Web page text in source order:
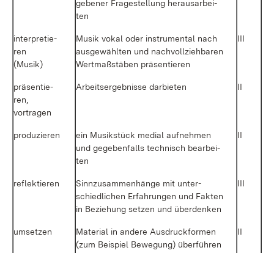
ge­be­ner Fra­ge­stel­lung her­aus­ar­bei­
ten
in­ter­pre­tie­
ren
(Mu­sik)
Mu­sik vo­kal oder in­stru­men­tal nach
aus­ge­wähl­ten und nach­voll­zieh­ba­ren
Wert­maß­stä­ben prä­sen­tie­ren
III
prä­sen­tie­
ren,
vor­tra­gen
Ar­beits­er­geb­nis­se dar­bie­ten II
pro­du­zie­ren
ein Mu­sik­stück me­di­al auf­neh­men
und ge­ge­ben­falls tech­nisch be­ar­bei­
ten
II
re­flek­tie­ren
Sinn­zu­sam­men­hän­ge mit un­ter­
schied­li­chen Er­fah­run­gen und Fak­ten
in Be­zie­hung set­zen und über­den­ken
III
um­set­zen
Ma­te­ri­al in an­de­re Aus­druck­for­men
(zum Bei­spiel Be­we­gung) über­füh­ren
II